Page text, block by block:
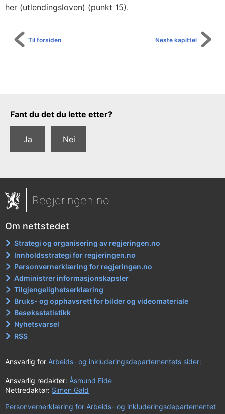
her (utlendingsloven) (punkt 15).
Neste kapittel
Til forsiden
Tilbakemeldingsskjema
Fant du det du lette etter?
Ja Nei
Regjeringen.no
Om nettstedet
Strategi og organisering av regjeringen.no
Innholdsstrategi for regjeringen.no
Personvernerklæring for regjeringen.no
Administrer informasjonskapsler
Tilgjengelighetserklæring
Bruks- og opphavsrett for bilder og videomateriale
Besøksstatistikk
Nyhetsvarsel
RSS
Ansvarlig for Arbeids- og inkluderingsdepartementets sider:
Ansvarlig redaktør: Åsmund Eide
Nettredaktør: Simen Gald
Personvernerklæring for Arbeids- og inkluderingsdepartementet